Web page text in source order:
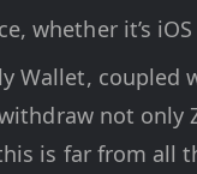
whether it’s
Wallet,
not only
is far from all